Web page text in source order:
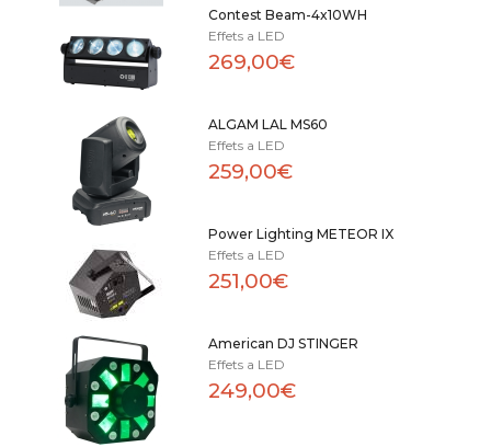
Contest Beam-4x10WH
Effets a LED
269,00€
ALGAM LAL MS60
Effets a LED
259,00€
Power Lighting METEOR IX
Effets a LED
251,00€
American DJ STINGER
Effets a LED
249,00€